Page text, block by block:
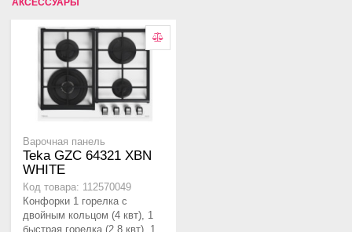
АКСЕССУАРЫ
Варочная панель
Teka GZC 64321 XBN
WHITE
Код товара: 112570049
Конфорки 1 горелка с
двойным кольцом (4 квт), 1
быстрая горелка (2,8 квт) ,1